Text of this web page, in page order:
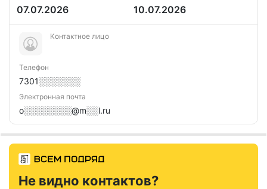
07.07.2026 10.07.2026
Контактное лицо
Телефон
7301░░░░░░░
Электронная почта
o░░░░░░░░@m░░l.ru
Не видно контактов?